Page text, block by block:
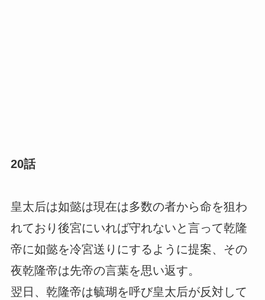
20話
皇太后は如懿は現在は多数の者から命を狙わ
れており後宮にいれば守れないと言って乾隆
帝に如懿を冷宮送りにするように提案、その
夜乾隆帝は先帝の言葉を思い返す。
翌日、乾隆帝は毓瑚を呼び皇太后が反対して